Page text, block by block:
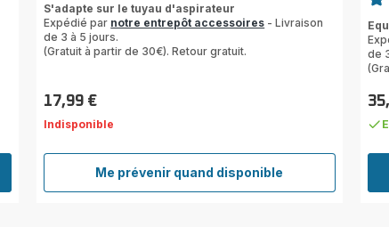
Me prévenir quand disponible
Crosse
avec
4
étoiles
(moyenne)
S'adapte sur le tuyau d'aspirateur
Expédié par notre entrepôt accessoires - Livraison
de 3 à 5 jours.
(Gratuit à partir de 30€). Retour gratuit.
Prix
17,99 €
Indisponible
de
Prix